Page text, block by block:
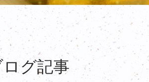
ログ記事